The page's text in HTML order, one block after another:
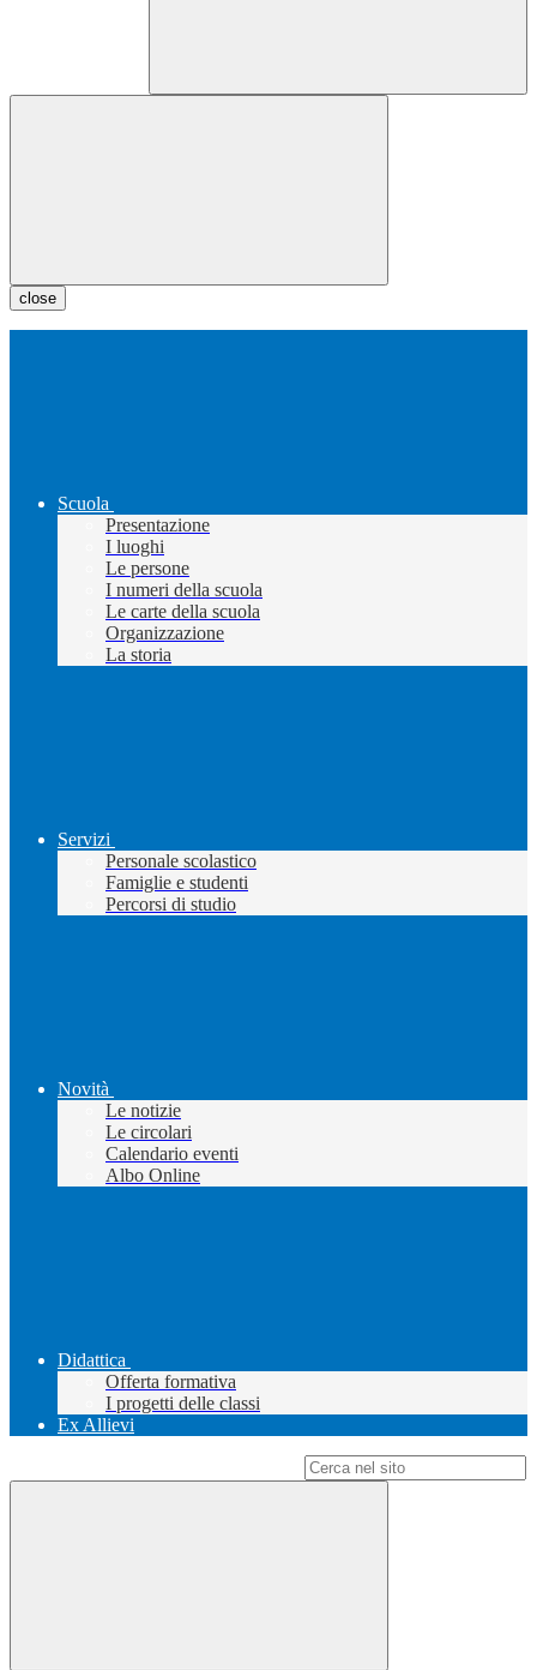
close
Scuola
Presentazione
I luoghi
Le persone
I numeri della scuola
Le carte della scuola
Organizzazione
La storia
Servizi
Personale scolastico
Famiglie e studenti
Percorsi di studio
Novità
Le notizie
Le circolari
Calendario eventi
Albo Online
Didattica
Offerta formativa
I progetti delle classi
Ex Allievi